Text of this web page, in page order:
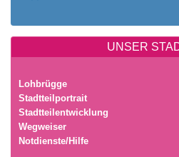
UNSER
Lohbrügge
Stadtteilportrait
Stadtteilentwicklung
Wegweiser
Notdienste/Hilfe